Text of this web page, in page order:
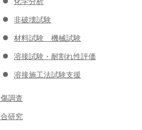
非破壊試験
材料試験 機械試験
溶接試験・耐割れ性評価
溶接施工法試験支援
調査
研究